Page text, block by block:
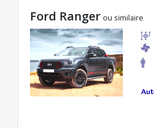
Ford Ranger ou similaire